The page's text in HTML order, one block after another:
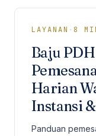
LAYANAN · 8
Baju
Harian
Instansi
Panduan